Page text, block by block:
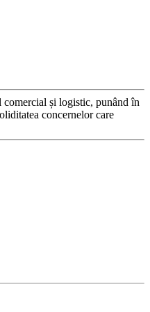
și logistic, punând în
concernelor care